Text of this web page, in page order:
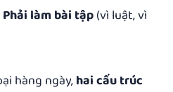
Phải làm bài tập(vì luật, vì
hàng ngày,hai cấu trúc